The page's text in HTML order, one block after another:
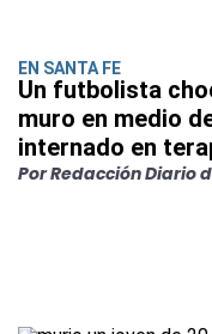
EN SANTA FE
Un futbolista
muro en medio
internado en
Por Redacción Diario